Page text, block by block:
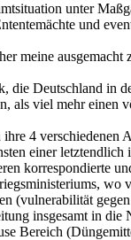
unter
und
meine ausgemacht
die Deutschland in
als viel mehr
4 verschiedenen
einer
korrespondierte
wo
(vulnerabilität
insgesamt in
Bereich